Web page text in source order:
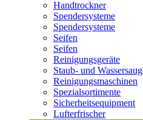
Handtrockner
Spendersysteme
Spendersysteme
Seifen
Seifen
Reinigungsgeräte
Staub- und
Reinigungsmaschinen
Spezialsortimente
Sicherheitsequipment
Lufterfrischer